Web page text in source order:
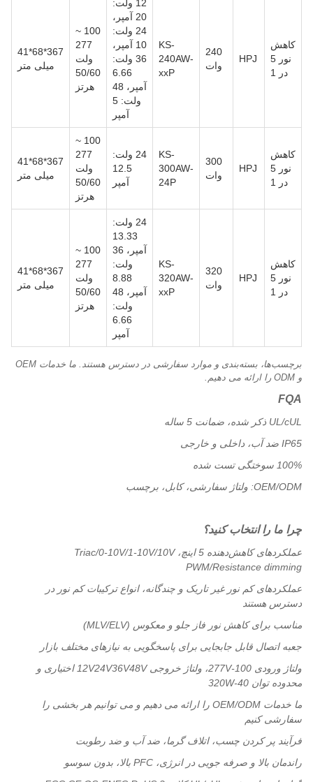
کاهش
نور 5
در 1
HPJ
240
وات
KS-
240AW-
xxP
12 ولت:
20 آمپر،
24 ولت:
10 آمپر،
36 ولت:
6.66
آمپر، 48
ولت: 5
آمپر
100 ~
277
ولت
50/60
هرتز
367*68*41
میلی متر
کاهش
نور 5
در 1
HPJ
300
وات
KS-
300AW-
24P
24 ولت:
12.5
آمپر
100 ~
277
ولت
50/60
هرتز
367*68*41
میلی متر
کاهش
نور 5
در 1
HPJ
320
وات
KS-
320AW-
xxP
24 ولت:
13.33
آمپر، 36
ولت:
8.88
آمپر، 48
ولت:
6.66
آمپر
100 ~
277
ولت
50/60
هرتز
367*68*41
میلی متر
برچسب‌ها، بسته‌بندی و موارد سفارشی در دسترس هستند. ما خدمات OEM
و ODM را ارائه می دهیم.
FQA
UL/cUL ذکر شده، ضمانت 5 ساله
IP65 ضد آب، داخلی و خارجی
100% سوختگی تست شده
OEM/ODM: ولتاژ سفارشی، کابل، برچسب
چرا ما را انتخاب کنید؟
عملکردهای کاهش‌دهنده 5 اینچ، Triac/0-10V/1-10V/10V
PWM/Resistance dimming
عملکردهای کم نور غیر تاریک و چندگانه، انواع ترکیبات کم نور در
دسترس هستند
مناسب برای کاهش نور فاز جلو و معکوس (MLV/ELV)
جعبه اتصال قابل جابجایی برای پاسخگویی به نیازهای مختلف بازار
ولتاژ ورودی 100-277V، ولتاژ خروجی 12V24V36V48V اختیاری و
محدوده توان 40-320W
ما خدمات OEM/ODM را ارائه می دهیم و می توانیم هر بخشی را
سفارشی کنیم
فرآیند پر کردن چسب، اتلاف گرما، ضد آب و ضد رطوبت
راندمان بالا و صرفه جویی در انرژی، PFC بالا، بدون سوسو